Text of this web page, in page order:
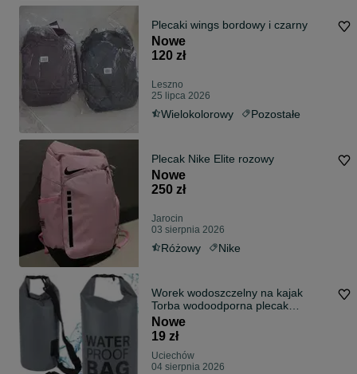
Plecaki wings bordowy i czarny
Nowe
120 zł
Leszno
25 lipca 2026
Wielokolorowy Pozostałe
Plecak Nike Elite rozowy
Nowe
250 zł
Jarocin
03 sierpnia 2026
Różowy Nike
Worek wodoszczelny na kajak
Torba wodoodporna plecak
turystyczny 10L
Nowe
19 zł
Uciechów
04 sierpnia 2026